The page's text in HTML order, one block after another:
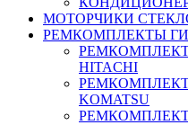
МОТОРЧИКИ
РЕМКОМПЛЕКТЫ
HITACHI
KOMATSU